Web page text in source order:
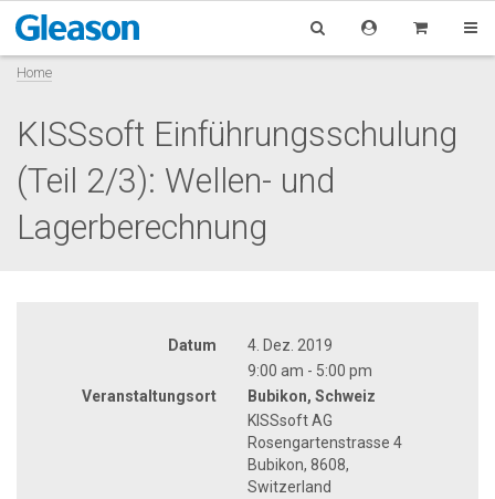
Home
KISSsoft Einführungsschulung
(Teil 2/3): Wellen- und
Lagerberechnung
Datum
4. Dez. 2019
9:00 am - 5:00 pm
Veranstaltungsort
Bubikon, Schweiz
KISSsoft AG
Rosengartenstrasse 4
Bubikon, 8608,
Switzerland